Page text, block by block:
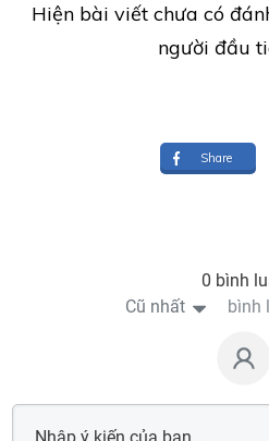
Hiện bài viết chưa có
người đầu
Share
0 bình
Cũ nhất
bình